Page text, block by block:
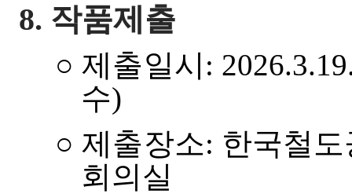
8. 작품제출
○제출일시 : 2026.3.
수)
○제출장소: 한국철
회의실